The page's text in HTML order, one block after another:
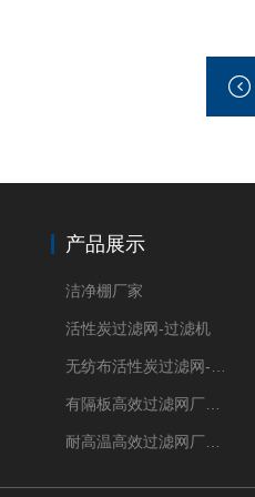
产品展示
洁净棚厂家
活性炭过滤网-过滤机